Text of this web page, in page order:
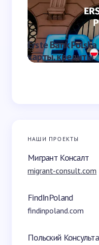
Erste Bank
карты, кредиты
НАШИ ПРОЕКТЫ
Мигрант Консалт
migrant-consult.com
FindInPoland
findinpoland.com
Польский